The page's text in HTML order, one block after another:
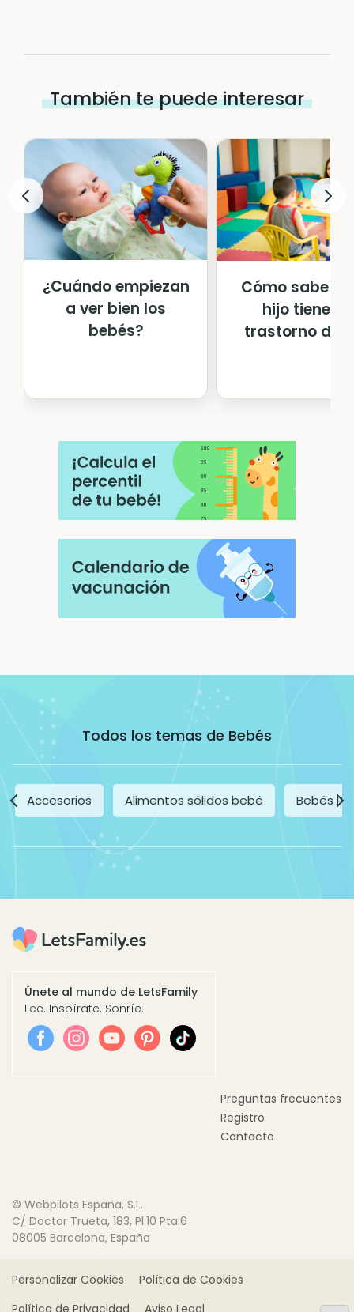
También te puede interesar
¿Cuándo empiezan
a ver bien los
bebés?
Cómo saber
hijo tiene un
trastorno del
Todos los temas de Bebés
Accesorios Alimentos sólidos bebé Bebés
Únete al mundo de LetsFamily
Lee. Inspírate. Sonríe.
Preguntas frecuentes
Registro
Contacto
© Webpilots España, S.L.
C/ Doctor Trueta, 183, Pl.10 Pta.6
08005 Barcelona, España
Personalizar Cookies
Política de Cookies
Política de Privacidad
Aviso Legal